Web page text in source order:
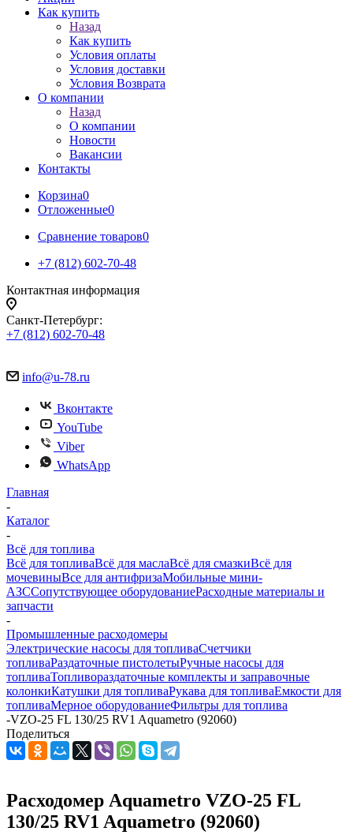
Как купить
Назад
Как купить
Условия оплаты
Условия доставки
Условия Возврата
О компании
Назад
О компании
Новости
Вакансии
Контакты
Корзина0
Отложенные0
Сравнение товаров0
+7 (812) 602-70-48
Контактная информация
Санкт-Петербург:
+7 (812) 602-70-48
info@u-78.ru
Вконтакте
YouTube
Viber
WhatsApp
Главная
-
Каталог
-
Всё для топлива
Всё для топливаВсё для маслаВсё для смазкиВсё для
мочевиныВсе для антифризаМобильные мини-
АЗССопутствующее оборудованиеРасходные материалы и
запчасти
-
Промышленные расходомеры
Электрические насосы для топливаСчетчики
топливаРаздаточные пистолетыРучные насосы для
топливаТопливораздаточные комплекты и заправочные
колонкиКатушки для топливаРукава для топливаЕмкости для
топливаМерное оборудованиеФильтры для топлива
-VZO-25 FL 130/25 RV1 Aquametro (92060)
Поделиться
Расходомер Aquametro VZO-25 FL
130/25 RV1 Aquametro (92060)